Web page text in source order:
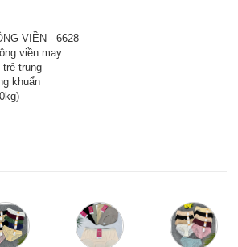
VIỀN - 6628
viền may
trẻ trung
khuẩn